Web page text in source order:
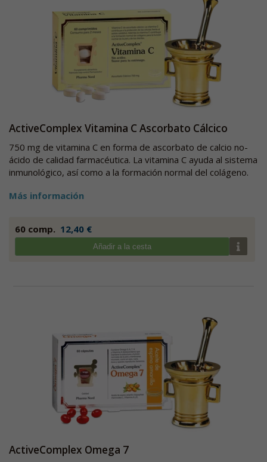
ActiveComplex Vitamina C Ascorbato Cálcico
750 mg de vitamina C en forma de ascorbato de calcio no-
ácido de calidad farmacéutica. La vitamina C ayuda al sistema
inmunológico, así como a la formación normal del colágeno.
Más información
60 comp. 12,40 €
Añadir a la cesta
ActiveComplex Omega 7